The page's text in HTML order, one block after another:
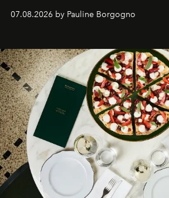
expertise se rencontrent.
07.08.2026 by Pauline Borgogno